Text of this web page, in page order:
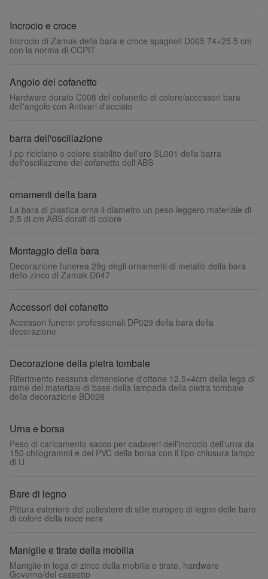
Incrocio e croce
Incrocio di Zamak della bara e croce spagnoli D065 74×25.5 cm
con la norma di CCPIT
Angolo del cofanetto
Hardware dorato C008 del cofanetto di colore/accessori bara
dell'angolo con Antivari d'acciaio
barra dell'oscillazione
I pp riciclano o colore stabilito dell'oro SL001 della barra
dell'oscillazione del cofanetto dell'ABS
ornamenti della bara
La bara di plastica orna il diametro un peso leggero materiale di
2,5 di cm ABS dorati di colore
Montaggio della bara
Decorazione funerea 29g degli ornamenti di metallo della bara
dello zinco di Zamak D047
Accessori del cofanetto
Accessori funerei professionali DP029 della bara della
decorazione
Decorazione della pietra tombale
Riferimento nessuna dimensione d'ottone 12.5×4cm della lega di
rame del materiale di base della lampada della pietra tombale
della decorazione BD026
Urna e borsa
Peso di caricamento sacco per cadaveri dell'incrocio dell'urna da
150 chilogrammi e del PVC della borsa con il tipo chiusura lampo
di U
Bare di legno
Pittura esteriore del poliestere di stile europeo di legno delle bare
di colore della noce nera
Maniglie e tirate della mobilia
Maniglie in lega di zinco della mobilia e tirate, hardware
Governo/del cassetto